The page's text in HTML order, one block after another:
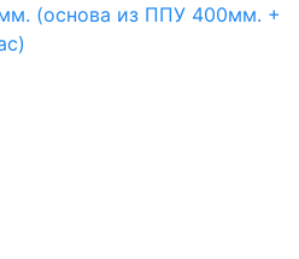
(основа из ППУ 400мм. +